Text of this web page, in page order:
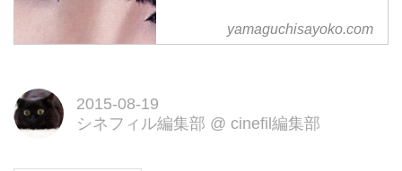
yamaguchisayoko.com
2015-08-19
シネフィル編集部 @ cinefil編集部